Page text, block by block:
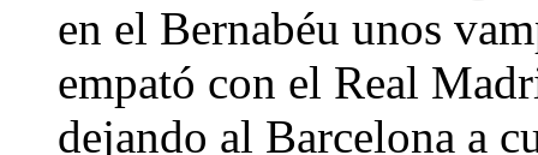
en el Bernabéu unos
empató con el Real
dejando al Barcelona a